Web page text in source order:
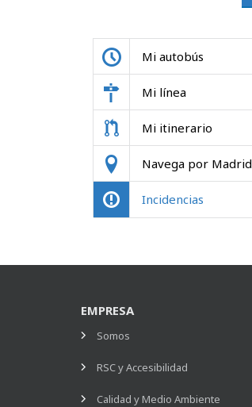
Mi autobús
Mi línea
Mi itinerario
Navega por Madrid
Incidencias
EMPRESA
Somos
RSC y Accesibilidad
Calidad y Medio Ambiente